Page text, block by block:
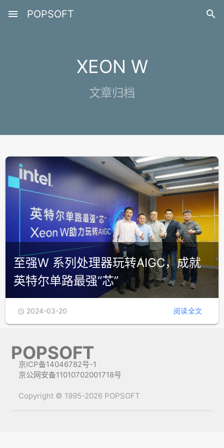
menu POPSOFT 
XEON W
文章归档
至强W 系列处理器玩转AIGC，成就
英特尔单路最强“芯”
 2024-03-20 阅读全文
POPSOFT
京ICP备14046782号-1
京公网安备11010702001718号
Copyright © 1995-2026 POPSOFT